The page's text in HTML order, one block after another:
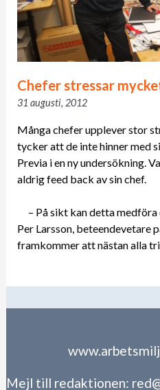
Chefer stressar
31 augusti, 2012
Många chefer upplever stor
tycker att de inte hinner med
Previa i en ny undersökning.
aldrig feed back av sin chef.
– På sikt kan detta medföra
Per Larsson, beteendevetare
framkommer att nästan alla
Mejl till redaktionen: